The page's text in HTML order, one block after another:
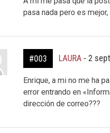
pasa nada pero es
#003 LAURA- 2
Enrique, a mi no me ha
error entrando en
dirección de correo???